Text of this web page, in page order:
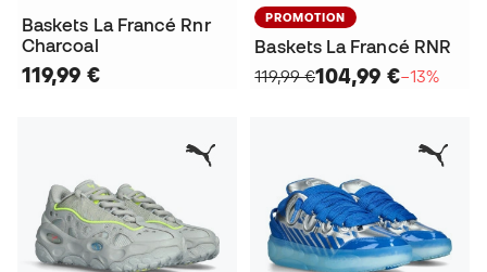
Baskets La Francé Rnr
Charcoal
119,99 €
PROMOTION
Baskets La Francé RNR
119,99 €104,99 €−13%